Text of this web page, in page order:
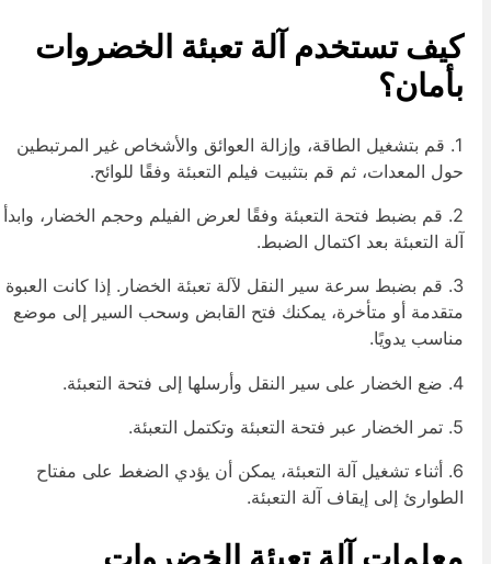
كيف تستخدم آلة تعبئة الخضروات
بأمان؟
1. قم بتشغيل الطاقة، وإزالة العوائق والأشخاص غير المرتبطين
حول المعدات، ثم قم بتثبيت فيلم التعبئة وفقًا للوائح.
2. قم بضبط فتحة التعبئة وفقًا لعرض الفيلم وحجم الخضار، وابدأ
آلة التعبئة بعد اكتمال الضبط.
3. قم بضبط سرعة سير النقل لآلة تعبئة الخضار. إذا كانت العبوة
متقدمة أو متأخرة، يمكنك فتح القابض وسحب السير إلى موضع
مناسب يدويًا.
6. أثناء تشغيل آلة التعبئة، يمكن أن يؤدي الضغط على مفتاح
الطوارئ إلى إيقاف آلة التعبئة.
معلمات آلة تعبئة الخضروات